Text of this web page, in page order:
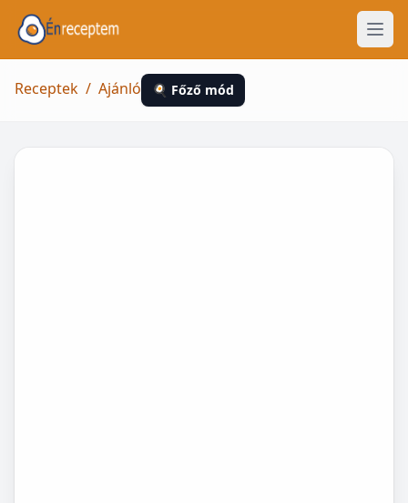
Receptek / Ajánló 🍳 Főző mód